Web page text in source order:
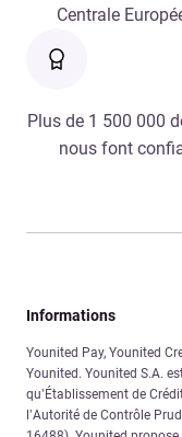
Centrale
Plus de 1 500 000
nous font
Informations
Younited Pay, Younited
Younited. Younited S.A.
qu’Établissement de
l’Autorité de Contrôle